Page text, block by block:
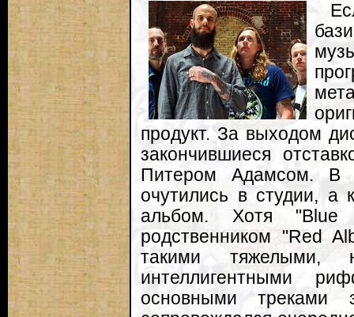
продукт. За выходом
закончившиеся
Питером Адамсом. В
очутились в студии, а
альбом. Хотя "Blue
родственником "Red
такими
интеллигентными
основными треками